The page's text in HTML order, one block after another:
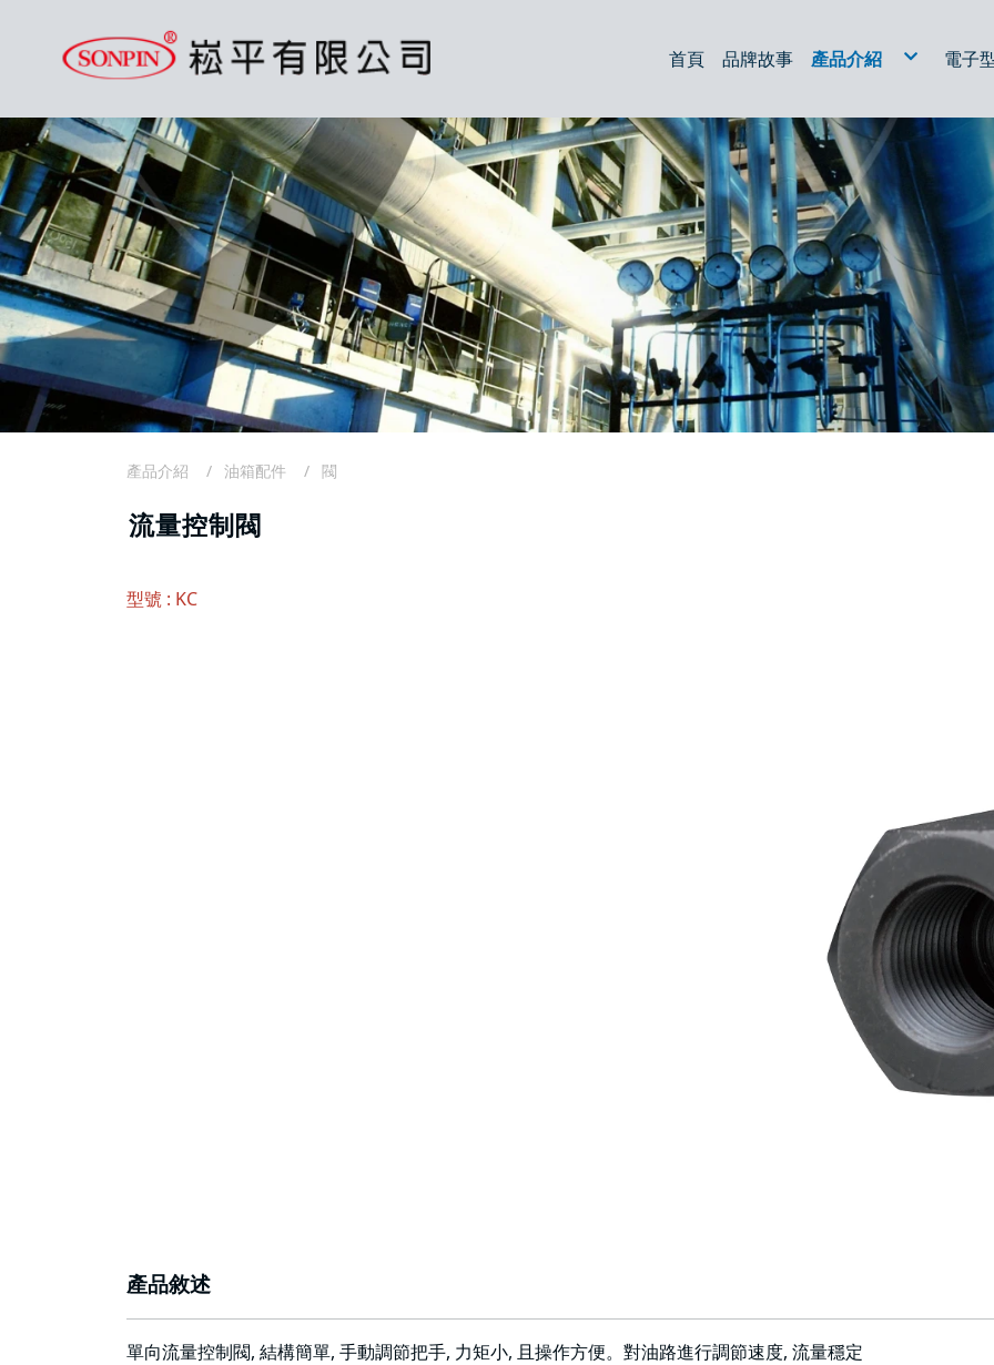
首頁 品牌故事 產品介紹
空氣濾心
集塵濾心
油箱配件
電子
流量控制閥
型號 : KC
產品敘述
單向流量控制閥, 結構簡單, 手動調節把手, 力矩小, 且操作方便。對油路進行調節速度, 流量穩定
產品介紹 油箱配件 閥